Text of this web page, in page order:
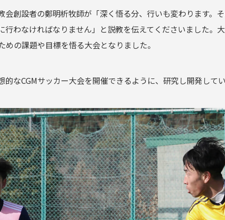
創設者の鄭明析牧師が「深く悟る分、行いも変わります。
行わなければなりません」と説教を伝えてくださいました。
の課題や目標を悟る大会となりました。
なCGMサッカー大会を開催できるように、研究し開発してい